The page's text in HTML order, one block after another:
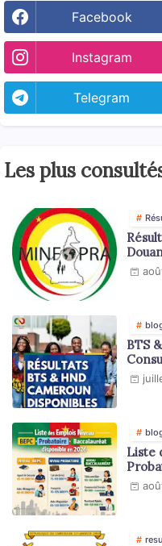
Facebook
Instagram
Telegram
Les plus
BTS
Liste
en